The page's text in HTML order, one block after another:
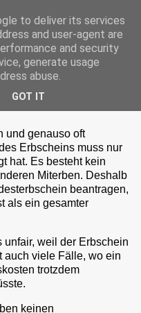
trägt nur
und genauso oft
Erbscheins muss nur
hat. Es besteht kein
Miterben. Deshalb
beantragen,
als ein gesamter
unfair, weil der Erbschein
auch viele Fälle, wo ein
trotzdem
keinen
to deliver its services
and user-agent are
and security
generate usage
abuse.
GOT IT